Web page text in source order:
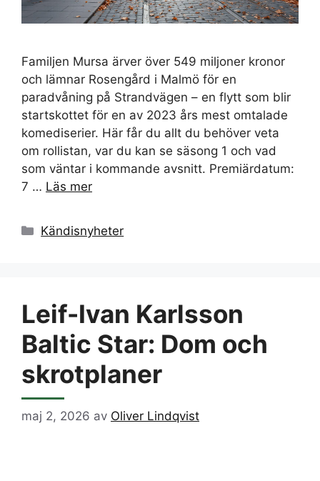
Familjen Mursa ärver över 549 miljoner kronor
och lämnar Rosengård i Malmö för en
paradvåning på Strandvägen – en flytt som blir
startskottet för en av 2023 års mest omtalade
komediserier. Här får du allt du behöver veta
om rollistan, var du kan se säsong 1 och vad
som väntar i kommande avsnitt. Premiärdatum:
7 … Läs mer
Kategorier
Kändisnyheter
Leif-Ivan Karlsson
Baltic Star: Dom och
skrotplaner
maj 2, 2026 av Oliver Lindqvist